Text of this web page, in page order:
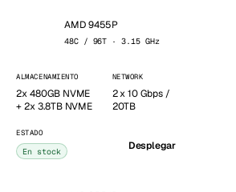
AMD 9455P
48C / 96T · 3.15 GHz
ALMACENAMIENTO
2x 480GB NVME
+ 2x 3.8TB NVME
NETWORK
2 x 10 Gbps /
20TB
ESTADO
En stock Desplegar